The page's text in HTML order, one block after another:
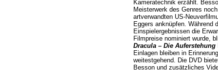
Kameratechnik erzählt.
Meisterwerk des Genres
artverwandten US-
Eggers anknüpfen. Während
Einspielergebnissen die
Filmpreise nominiert wurde,
Dracula – Die Auferstehung
Einlagen bleiben in
weitestgehend. Die DVD
Besson und zusätzliches